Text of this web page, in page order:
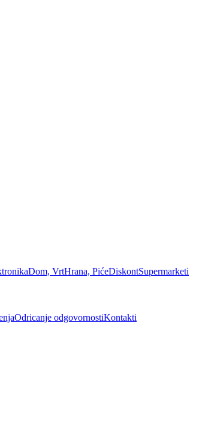
Dom, VrtHrana, PićeDiskontSupermarketi
Odricanje odgovornostiKontakti